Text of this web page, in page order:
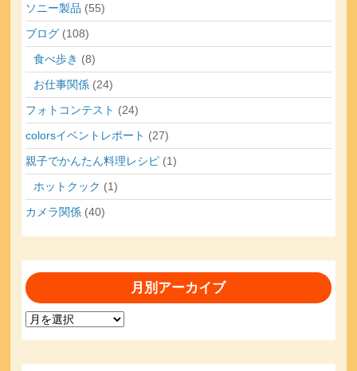
ソニー製品 (55)
ブログ (108)
食べ歩き (8)
お仕事関係 (24)
フォトコンテスト (24)
colorsイベントレポート (27)
親子でかんたん料理レシピ (1)
ホットクック (1)
カメラ関係 (40)
月別アーカイブ
月